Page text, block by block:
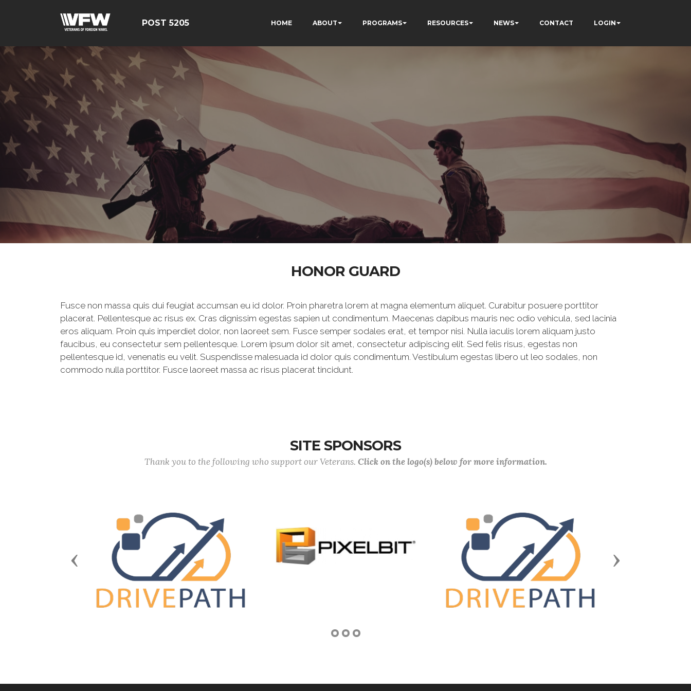
POST 5205 HOME ABOUT PROGRAMS RESOURCES NEWS CONTACT LOGIN
HONOR GUARD
Fusce non massa quis dui feugiat accumsan eu id dolor. Proin pharetra lorem at magna elementum aliquet. Curabitur posuere porttitor
placerat. Pellentesque ac risus ex. Cras dignissim egestas sapien ut condimentum. Maecenas dapibus mauris nec odio vehicula, sed lacinia
eros aliquam. Proin quis imperdiet dolor, non laoreet sem. Fusce semper sodales erat, et tempor nisi. Nulla iaculis lorem aliquam justo
faucibus, eu consectetur sem pellentesque. Lorem ipsum dolor sit amet, consectetur adipiscing elit. Sed felis risus, egestas non
pellentesque id, venenatis eu velit. Suspendisse malesuada id dolor quis condimentum. Vestibulum egestas libero ut leo sodales, non
commodo nulla porttitor. Fusce laoreet massa ac risus placerat tincidunt.
SITE SPONSORS
Thank you to the following who support our Veterans. Click on the logo(s) below for more information.
Previous Next